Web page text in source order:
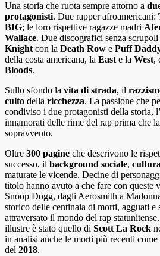
Una storia che ruota sempre attorno a
protagonisti. Due rapper afroamericani:
BIG; le loro rispettive ragazze madri
Wallace. Due discografici senza
Knightcon la Death Row e Puff
della costa americana, la Easte la West,
Bloods.
Sullo sfondo la vita di strada, il
culto della ricchezza. La passione che
condiviso i due protagonisti della storia,
innamorati delle rime del rap prima che
sopravvento.
Oltre 300 pagine che descrivono le
successo, il background sociale,
maturate le vicende. Decine di
titolo hanno avuto a che fare con queste
Snoop Dogg, dagli Aerosmith a
storico delle centinaia di morti, agguati e
attraversato il mondo del rap
illustre è stato quello di Scott La Rock
in analisi anche le morti più recenti
del 2018.